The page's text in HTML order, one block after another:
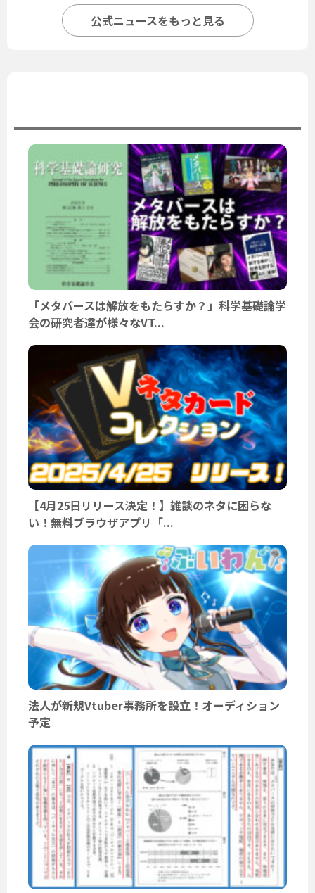
公式ニュースをもっと見る
「メタバースは解放をもたらすか？」科学基礎論学
会の研究者達が様々なVT...
【4月25日リリース決定！】雑談のネタに困らな
い！無料ブラウザアプリ「...
法人が新規Vtuber事務所を設立！オーディション
予定